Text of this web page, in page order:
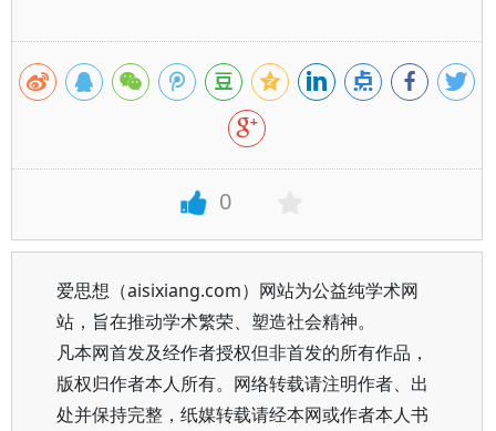
0
爱思想（aisixiang.com）网站为公益纯学术网
站，旨在推动学术繁荣、塑造社会精神。
凡本网首发及经作者授权但非首发的所有作品，
版权归作者本人所有。网络转载请注明作者、出
处并保持完整，纸媒转载请经本网或作者本人书